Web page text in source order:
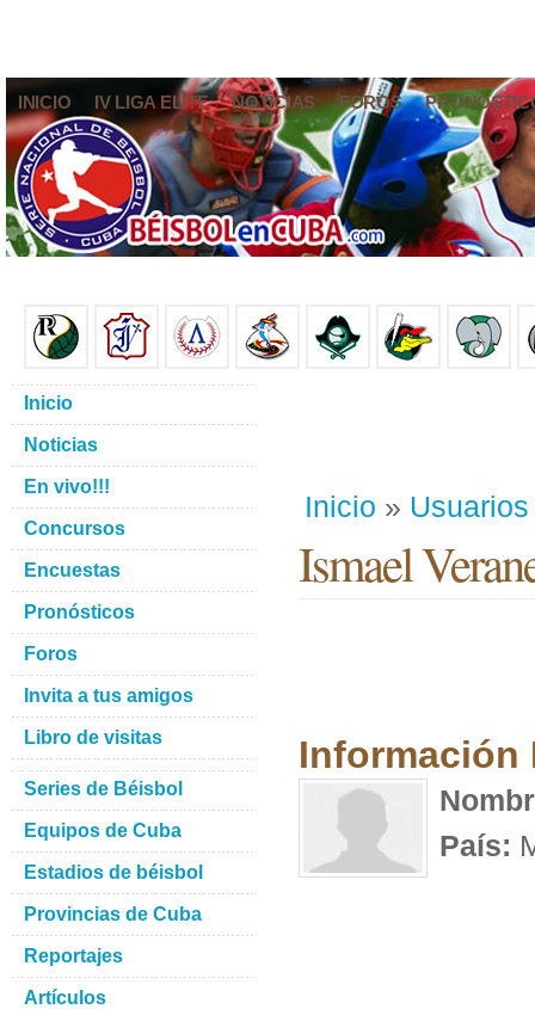
INICIO IV LIGA ELITE NOTICIAS FOROS
Inicio » Usuarios
Ismael
Información
País:
Inicio
Noticias
En vivo!!!
Concursos
Encuestas
Pronósticos
Foros
Invita a tus amigos
Libro de visitas
Series de Béisbol
Equipos de Cuba
Estadios de béisbol
Provincias de Cuba
Reportajes
Artículos